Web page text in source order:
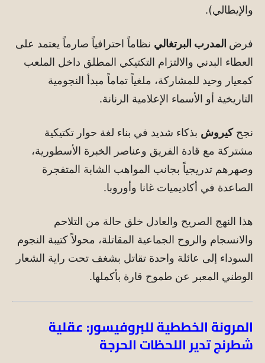
والإيطالي).
فرض المدرب البرتغالي نظاماً احترافياً صارماً يعتمد على
العطاء البدني والالتزام التكتيكي المطلق داخل الملعب
كمعيار وحيد للمشاركة، ملغياً تماماً مبدأ النجومية
التاريخية أو الأسماء الإعلامية الرنانة.
نجحكيروش بذكاء شديد في بناء لغة حوار تكتيكية
مشتركة مع قادة الفريق وعناصر الخبرة الأسطورية،
وصهرهم تدريجياً بجانب المواهب الشابة المتفجرة
الصاعدة في أكاديميات غانا وأوروبا.
هذا النهج الصريح والعادل خلق حالة من التلاحم
والانسجام والروح الجماعية المقاتلة، محولاً كتيبة النجوم
السوداء إلى عائلة واحدة تقاتل بشغف تحت راية الشعار
الوطني المعبر عن طموح قارة بأكملها.
المرونة الخططية للبروفيسور: عقلية
شطرنج تدير اللحظات الحرجة